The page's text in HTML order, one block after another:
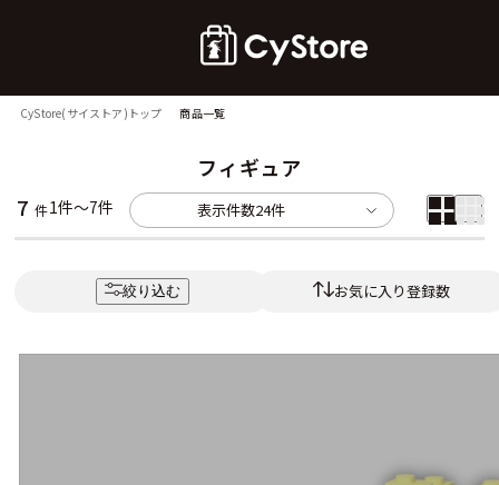
CyStore(サイストア)トップ 商品一覧
フィギュア
7 件1件～7件 表示件数24件
絞り込む お気に入り登録数